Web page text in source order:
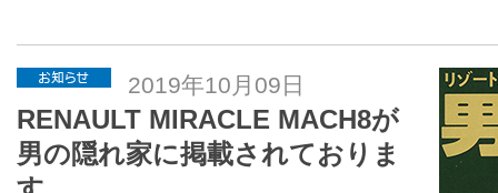
2019年10月09日
RENAULT MIRACLE MACH8が
男の隠れ家に掲載されておりま